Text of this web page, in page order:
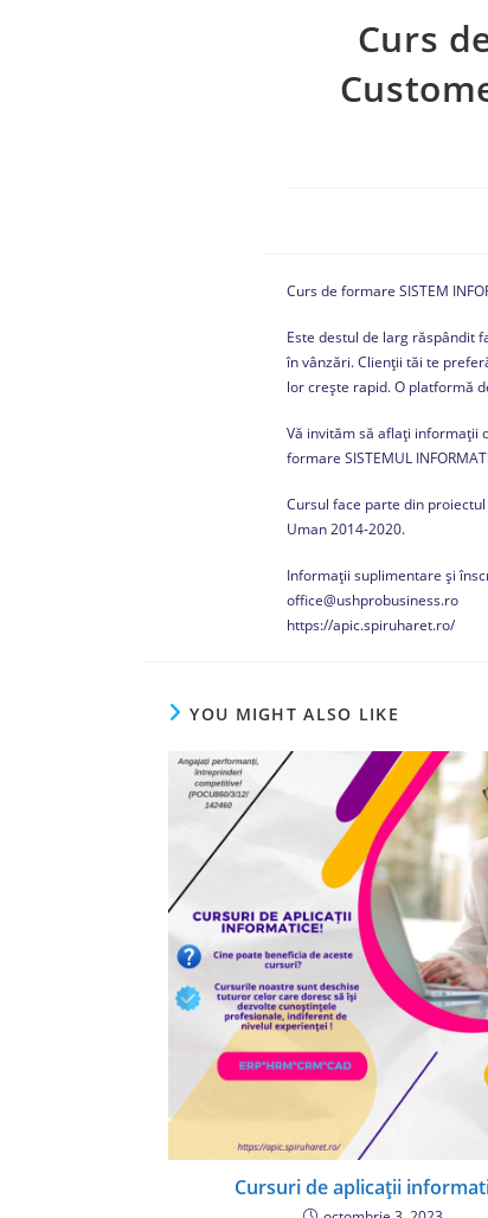
Curs
Curs de formare SISTEM
Este destul de larg răspândit
în vânzări. Clienții tăi te
lor crește rapid. O platformă
Vă invităm să aflați informații
formare SISTEMUL
Cursul face parte din
Uman 2014-2020.
Informații suplimentare și
office@ushprobusiness.ro
https://apic.spiruharet.ro/
YOU MIGHT ALSO LIKE
Cursuri de aplicații